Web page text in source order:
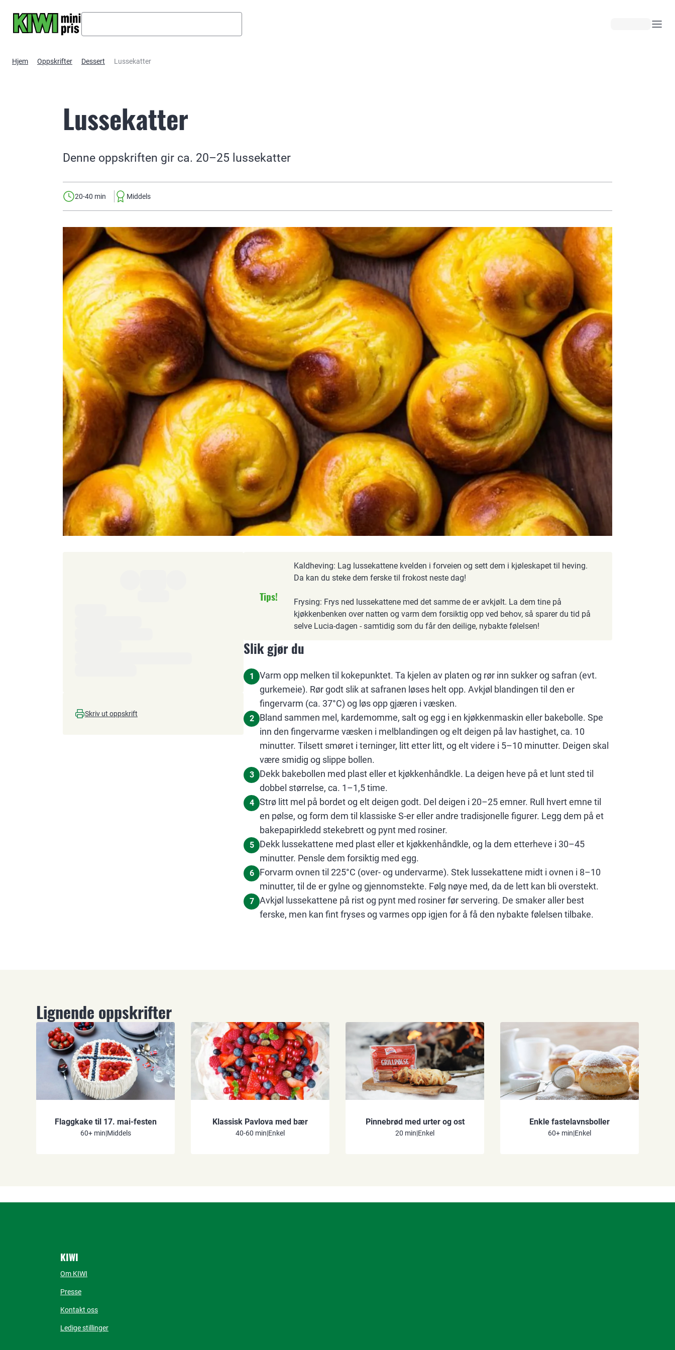
Hjem Oppskrifter Dessert Lussekatter
Lussekatter
Denne oppskriften gir ca. 20–25 lussekatter
20-40 min Middels
Skriv ut oppskrift
Tips!
Kaldheving: Lag lussekattene kvelden i forveien og sett dem i kjøleskapet til heving.
Da kan du steke dem ferske til frokost neste dag!
Frysing: Frys ned lussekattene med det samme de er avkjølt. La dem tine på
kjøkkenbenken over natten og varm dem forsiktig opp ved behov, så sparer du tid på
selve Lucia-dagen - samtidig som du får den deilige, nybakte følelsen!
Slik gjør du
1
Varm opp melken til kokepunktet. Ta kjelen av platen og rør inn sukker og safran (evt.
gurkemeie). Rør godt slik at safranen løses helt opp. Avkjøl blandingen til den er
fingervarm (ca. 37°C) og løs opp gjæren i væsken.
2
Bland sammen mel, kardemomme, salt og egg i en kjøkkenmaskin eller bakebolle. Spe
inn den fingervarme væsken i melblandingen og elt deigen på lav hastighet, ca. 10
minutter. Tilsett smøret i terninger, litt etter litt, og elt videre i 5–10 minutter. Deigen skal
være smidig og slippe bollen.
3
Dekk bakebollen med plast eller et kjøkkenhåndkle. La deigen heve på et lunt sted til
dobbel størrelse, ca. 1–1,5 time.
4
Strø litt mel på bordet og elt deigen godt. Del deigen i 20–25 emner. Rull hvert emne til
en pølse, og form dem til klassiske S-er eller andre tradisjonelle figurer. Legg dem på et
bakepapirkledd stekebrett og pynt med rosiner.
5
Dekk lussekattene med plast eller et kjøkkenhåndkle, og la dem etterheve i 30–45
minutter. Pensle dem forsiktig med egg.
6
Forvarm ovnen til 225°C (over- og undervarme). Stek lussekattene midt i ovnen i 8–10
minutter, til de er gylne og gjennomstekte. Følg nøye med, da de lett kan bli overstekt.
7
Avkjøl lussekattene på rist og pynt med rosiner før servering. De smaker aller best
ferske, men kan fint fryses og varmes opp igjen for å få den nybakte følelsen tilbake.
Lignende oppskrifter
Flaggkake til 17. mai-festen
60+ min|Middels
Klassisk Pavlova med bær
40-60 min|Enkel
Pinnebrød med urter og ost
20 min|Enkel
Enkle fastelavnsboller
60+ min|Enkel
KIWI
Om KIWI
Presse
Kontakt oss
Ledige stillinger